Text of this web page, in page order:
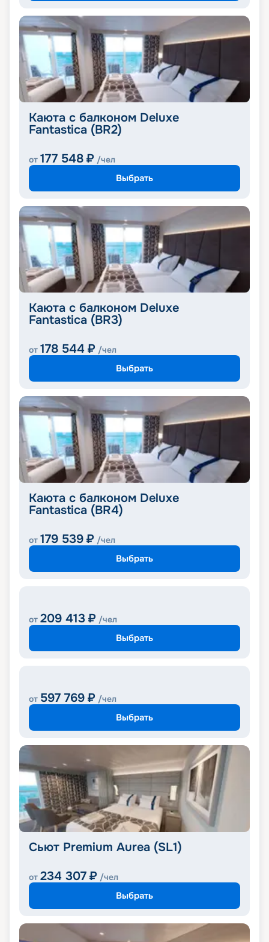
Каюта с балконом Deluxe
Fantastica (BR2)
от 177 548 ₽ /чел
Выбрать
Каюта с балконом Deluxe
Fantastica (BR3)
от 178 544 ₽ /чел
Выбрать
Каюта с балконом Deluxe
Fantastica (BR4)
от 179 539 ₽ /чел
Выбрать
от 209 413 ₽ /чел
Выбрать
от 597 769 ₽ /чел
Выбрать
Сьют Premium Aurea (SL1)
от 234 307 ₽ /чел
Выбрать